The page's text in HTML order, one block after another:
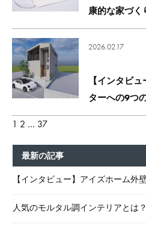
康的な家づく
2026.02.17
【インタビ
ターへの9つ
投
稿
の
ペ
ー
ジ
1 2 … 37
最新の記事
【インタビュー】アイズホーム外
人気のモルタル調インテリアとは